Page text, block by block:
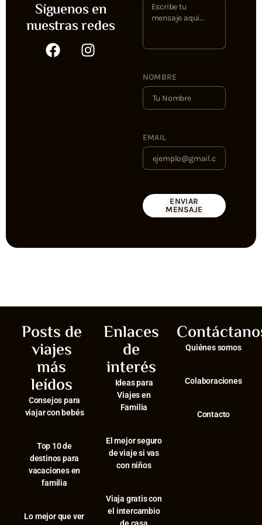
Síguenos en
nuestras redes
NOMBRE
EMAIL
ENVIAR
MENSAJE
Posts de
viajes
más
leídos
Consejos para
viajar con bebés
⁠Top 10 de
destinos para
vacaciones en
familia
⁠Lo mejor que ver
Enlaces
de
interés
Ideas para
Viajes en
Familia
El mejor seguro
de viaje si vas
con niños
Viaja gratis con
el intercambio
Quiénes somos
Colaboraciones
Contacto